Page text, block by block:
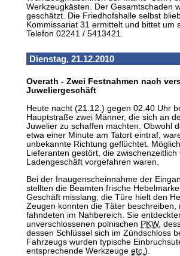
Werkzeugkästen. Der Gesamtschaden
geschätzt. Die Friedhofshalle selbst
Kommissariat 31 ermittelt und bittet um
Telefon 02241 / 5413421.
Dienstag, 21.12.2010
Overath - Zwei Festnahmen nach
Juweliergeschäft
Heute nacht (21.12.) gegen 02.40 Uhr
Hauptstraße zwei Männer, die sich an
Juwelier zu schaffen machten. Obwohl
etwa einer Minute am Tatort eintraf,
unbekannte Richtung geflüchtet.
Lieferanten gestört, die
Ladengeschäft vorgefahren waren.
Bei der Inaugenscheinnahme der
stellten die Beamten frische
Geschäft misslang, die Türe hielt den
Zeugen konnten die Täter beschreiben,
fahndeten im Nahbereich. Sie
unverschlossenen polnischen PKW,
dessen Schlüssel sich im Zündschloss
Fahrzeugs wurden typische
entsprechende Werkzeuge etc. ).